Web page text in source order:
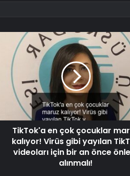
TikTok'a en çok çocuklar
kalıyor! Virüs gibi yayılan
videoları için bir an önce
alınmalı!